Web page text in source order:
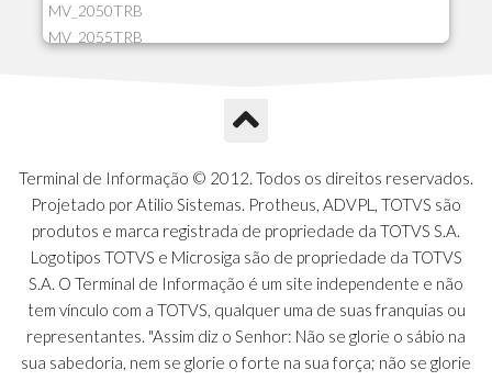
MV_2050TRB
MV_2055TRB
MV_2GNOINC
MV_320SLD
MV_325PMDA
MV_330ATCM
MV_340LOCK
MV_3DUPREF
MV_5CLIFOR
MV_74ITEM
Terminal de Informação © 2012. Todos os direitos reservados.
Projetado por Atilio Sistemas. Protheus, ADVPL, TOTVS são
produtos e marca registrada de propriedade da TOTVS S.A.
Logotipos TOTVS e Microsiga são de propriedade da TOTVS
S.A. O Terminal de Informação é um site independente e não
tem vínculo com a TOTVS, qualquer uma de suas franquias ou
representantes. "Assim diz o Senhor: Não se glorie o sábio na
sua sabedoria, nem se glorie o forte na sua força; não se glorie